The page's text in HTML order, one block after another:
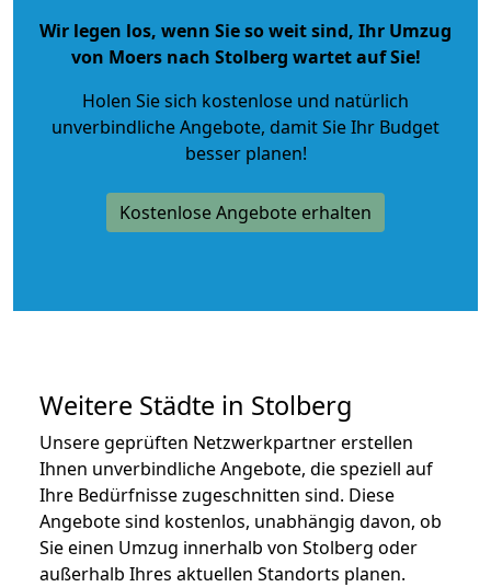
Wir legen los, wenn Sie so weit sind, Ihr Umzug
von Moers nach Stolberg wartet auf Sie!
Holen Sie sich kostenlose und natürlich
unverbindliche Angebote, damit Sie Ihr Budget
besser planen!
Kostenlose Angebote erhalten
Weitere Städte in Stolberg
Unsere geprüften Netzwerkpartner erstellen
Ihnen unverbindliche Angebote, die speziell auf
Ihre Bedürfnisse zugeschnitten sind. Diese
Angebote sind kostenlos, unabhängig davon, ob
Sie einen Umzug innerhalb von Stolberg oder
außerhalb Ihres aktuellen Standorts planen.